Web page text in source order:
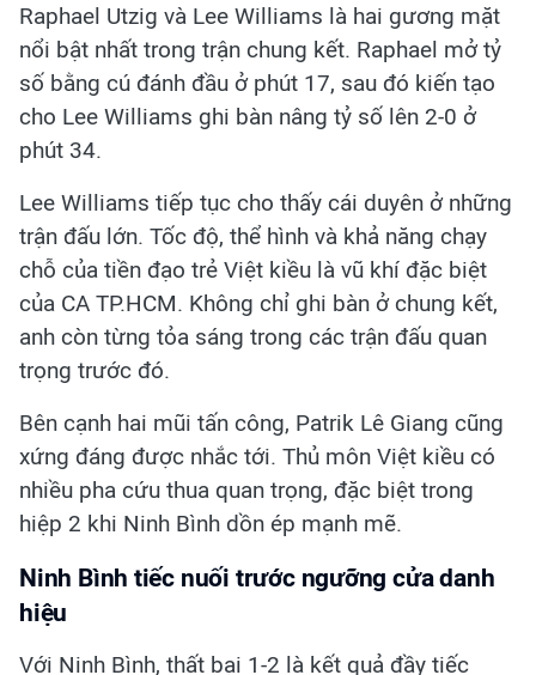
Raphael Utzig và Lee Williams là hai gương mặt
nổi bật nhất trong trận chung kết. Raphael mở tỷ
số bằng cú đánh đầu ở phút 17, sau đó kiến tạo
cho Lee Williams ghi bàn nâng tỷ số lên 2-0 ở
phút 34.
Lee Williams tiếp tục cho thấy cái duyên ở những
trận đấu lớn. Tốc độ, thể hình và khả năng chạy
chỗ của tiền đạo trẻ Việt kiều là vũ khí đặc biệt
của CA TP.HCM. Không chỉ ghi bàn ở chung kết,
anh còn từng tỏa sáng trong các trận đấu quan
trọng trước đó.
Bên cạnh hai mũi tấn công, Patrik Lê Giang cũng
xứng đáng được nhắc tới. Thủ môn Việt kiều có
nhiều pha cứu thua quan trọng, đặc biệt trong
hiệp 2 khi Ninh Bình dồn ép mạnh mẽ.
Ninh Bình tiếc nuối trước ngưỡng cửa danh
hiệu
Với Ninh Bình, thất bại 1-2 là kết quả đầy tiếc